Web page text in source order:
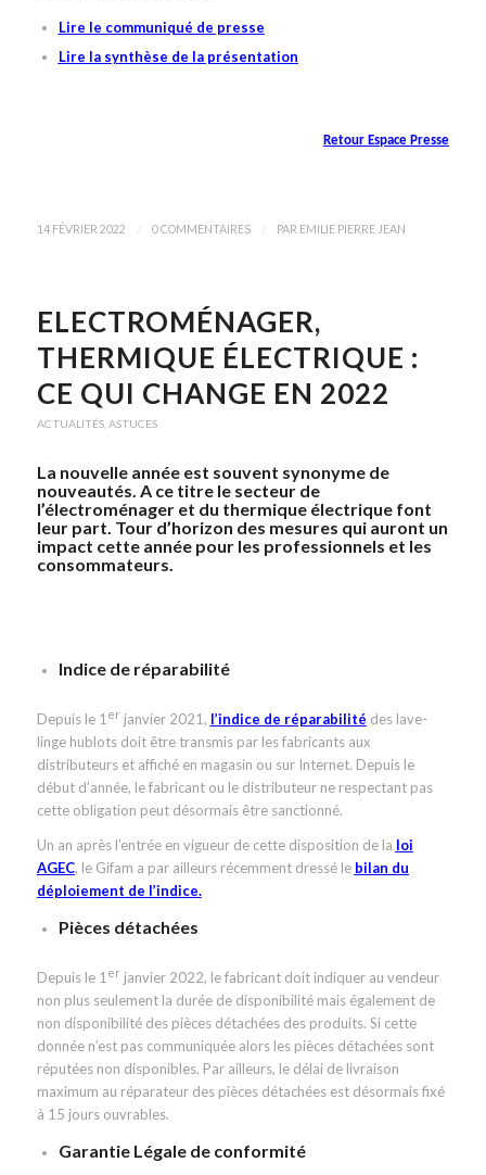
Lire le communiqué de presse
Lire la synthèse de la présentation
Retour Espace Presse
14 FÉVRIER 2022 0 COMMENTAIRES PAR EMILIE PIERRE JEAN
ELECTROMÉNAGER,
THERMIQUE ÉLECTRIQUE :
CE QUI CHANGE EN 2022
ACTUALITÉS,ASTUCES
La nouvelle année est souvent synonyme de
nouveautés. A ce titre le secteur de
l’électroménager et du thermique électrique font
leur part. Tour d’horizon des mesures qui auront un
impact cette année pour les professionnels et les
consommateurs.
Indice de réparabilité
Depuis le 1 er janvier 2021, l’indice de réparabilité des lave-
linge hublots doit être transmis par les fabricants aux
distributeurs et affiché en magasin ou sur Internet. Depuis le
début d’année, le fabricant ou le distributeur ne respectant pas
cette obligation peut désormais être sanctionné.
Un an après l’entrée en vigueur de cette disposition de la loi
AGEC, le Gifam a par ailleurs récemment dressé le bilan du
déploiement de l’indice.
Pièces détachées
Depuis le 1er janvier 2022, le fabricant doit indiquer au vendeur
non plus seulement la durée de disponibilité mais également de
non disponibilité des pièces détachées des produits. Si cette
donnée n’est pas communiquée alors les pièces détachées sont
réputées non disponibles. Par ailleurs, le délai de livraison
maximum au réparateur des pièces détachées est désormais fixé
à 15 jours ouvrables.
Garantie Légale de conformité